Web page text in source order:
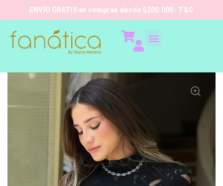
ENVÍO GRATIS en compras desde $200.000 · T&C